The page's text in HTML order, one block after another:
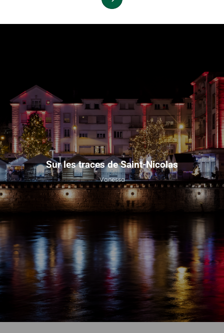
Vanessa
Sur les traces de Saint-Nicolas